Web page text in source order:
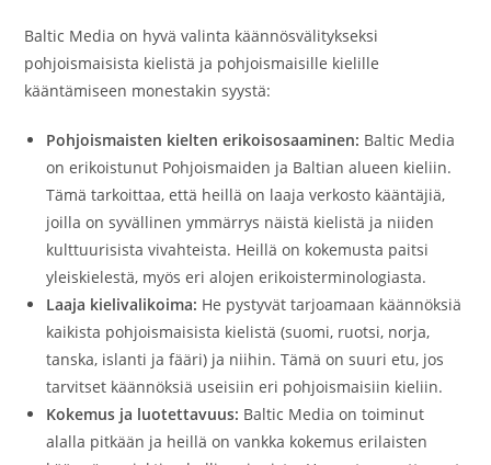
Baltic Media on hyvä valinta käännösvälitykseksi
pohjoismaisista kielistä ja pohjoismaisille kielille
kääntämiseen monestakin syystä:
Pohjoismaisten kielten erikoisosaaminen: Baltic Media
on erikoistunut Pohjoismaiden ja Baltian alueen kieliin.
Tämä tarkoittaa, että heillä on laaja verkosto kääntäjiä,
joilla on syvällinen ymmärrys näistä kielistä ja niiden
kulttuurisista vivahteista. Heillä on kokemusta paitsi
yleiskielestä, myös eri alojen erikoisterminologiasta.
Laaja kielivalikoima: He pystyvät tarjoamaan käännöksiä
kaikista pohjoismaisista kielistä (suomi, ruotsi, norja,
tanska, islanti ja fääri) ja niihin. Tämä on suuri etu, jos
tarvitset käännöksiä useisiin eri pohjoismaisiin kieliin.
Kokemus ja luotettavuus: Baltic Media on toiminut
alalla pitkään ja heillä on vankka kokemus erilaisten